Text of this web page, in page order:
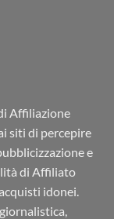
Affiliazione
siti di percepire
e
di Affiliato
idonei.